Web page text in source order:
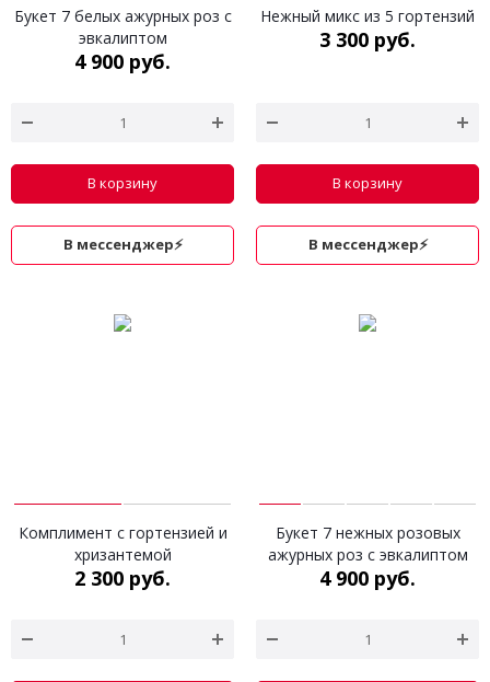
Букет 7 белых ажурных роз с
эвкалиптом
4 900 руб.
В корзину
В мессенджер⚡
Нежный микс из 5 гортензий
3 300 руб.
В корзину
В мессенджер⚡
Комплимент с гортензией и
хризантемой
2 300 руб.
Букет 7 нежных розовых
ажурных роз с эвкалиптом
4 900 руб.